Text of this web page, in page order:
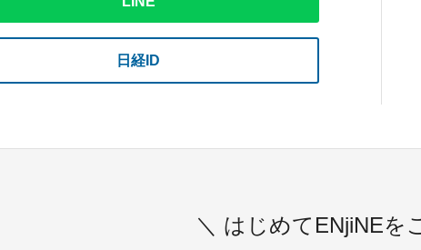
日経ID
＼ はじめてENjiNEを